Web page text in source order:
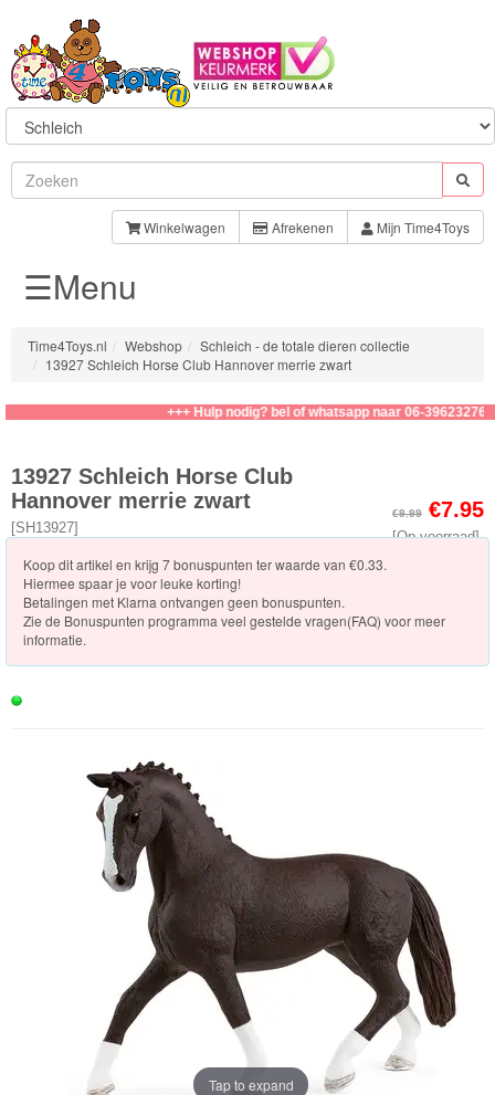
Winkelwagen Afrekenen Mijn Time4Toys
Sylvanian
Families
Aquabeads
Baby
Born
Baby
Knuffels
Schleich
Nieuwe
artikelen
2023
Dinosaurs
ELDRADOR®
CREATURES
Boerderij
☰Menu
Time4Toys.nl Webshop
Schleich - de totale dieren collectie
13927 Schleich Horse Club Hannover merrie zwart
+++ Hulp nodig? bel of whatsapp naar 06-39623276
€9.99 €7.95
[Op voorraad]
13927 Schleich Horse Club
Hannover merrie zwart
[SH13927]
Koop dit artikel en krijg 7 bonuspunten ter waarde van €0.33.
Hiermee spaar je voor leuke korting!
Betalingen met Klarna ontvangen geen bonuspunten.
Zie de Bonuspunten programma veel gestelde vragen(FAQ) voor meer
informatie.
Tap to expand